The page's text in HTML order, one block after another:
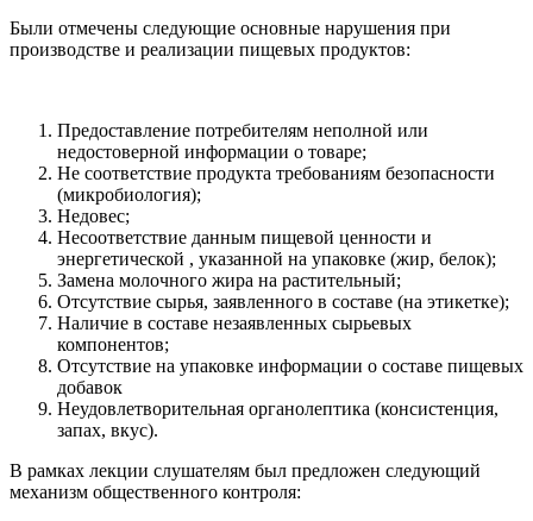
Были отмечены следующие основные нарушения при
производстве и реализации пищевых продуктов:
Предоставление потребителям неполной или
недостоверной информации о товаре;
Не соответствие продукта требованиям безопасности
(микробиология);
Недовес;
Несоответствие данным пищевой ценности и
энергетической , указанной на упаковке (жир, белок);
Замена молочного жира на растительный;
Отсутствие сырья, заявленного в составе (на этикетке);
Наличие в составе незаявленных сырьевых
компонентов;
Отсутствие на упаковке информации о составе пищевых
добавок
Неудовлетворительная органолептика (консистенция,
запах, вкус).
В рамках лекции слушателям был предложен следующий
механизм общественного контроля: